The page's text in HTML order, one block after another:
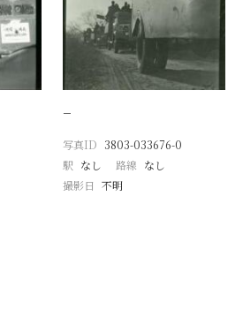
−
写真ID 3803-033676-0
駅 なし 路線 なし
撮影日 不明